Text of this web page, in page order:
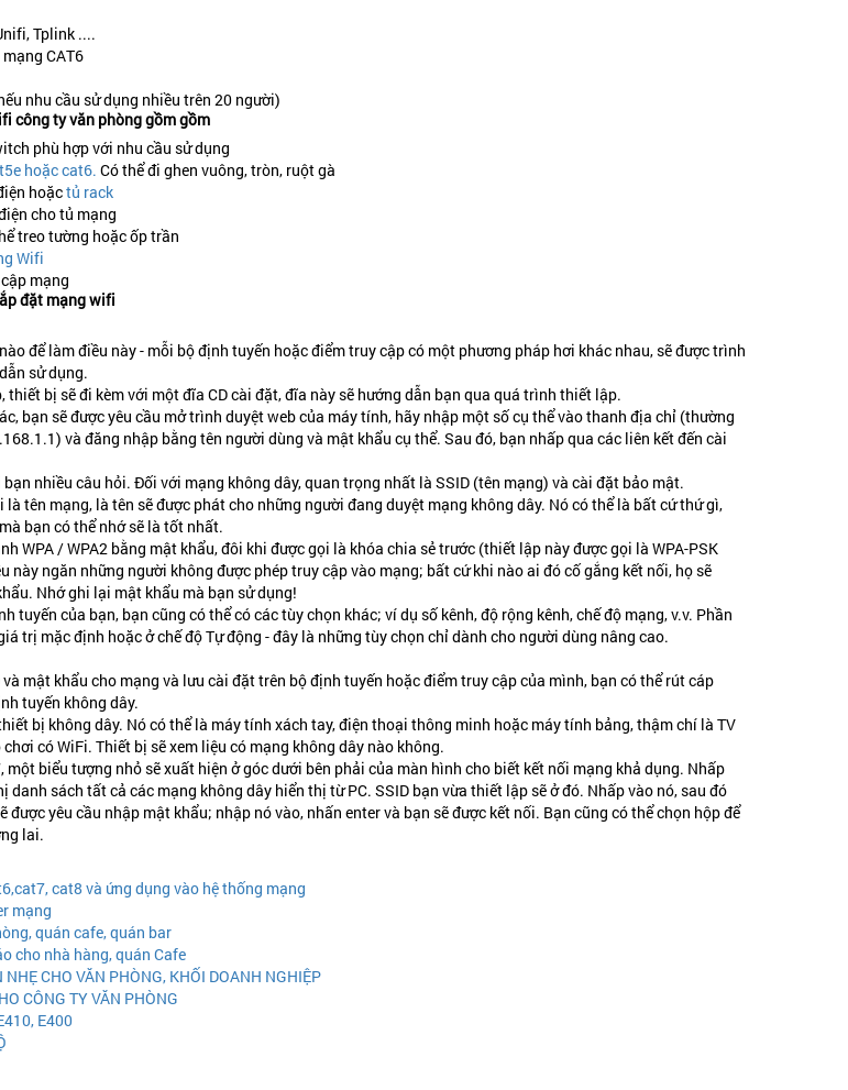
Tplink ....
CAT6
nhu cầu sử dụng nhiều trên 20 người)
công ty văn phòng gồm gồm
phù hợp với nhu cầu sử dụng
hoặc cat6. Có thể đi ghen vuông, tròn, ruột gà
hoặctủ rack
cho tủ mạng
treo tường hoặc ốp trần
Wifi
mạng
đặt mạng wifi
để làm điều này - mỗi bộ định tuyến hoặc điểm truy cập có một phương pháp hơi khác nhau, sẽ được trình
sử dụng.
thiết bị sẽ đi kèm với một đĩa CD cài đặt, đĩa này sẽ hướng dẫn bạn qua quá trình thiết lập.
bạn sẽ được yêu cầu mở trình duyệt web của máy tính, hãy nhập một số cụ thể vào thanh địa chỉ (thường
và đăng nhập bằng tên người dùng và mật khẩu cụ thể. Sau đó, bạn nhấp qua các liên kết đến cài
nhiều câu hỏi. Đối với mạng không dây, quan trọng nhất là SSID (tên mạng) và cài đặt bảo mật.
là tên mạng, là tên sẽ được phát cho những người đang duyệt mạng không dây. Nó có thể là bất cứ thứ gì,
bạn có thể nhớ sẽ là tốt nhất.
WPA / WPA2 bằng mật khẩu, đôi khi được gọi là khóa chia sẻ trước (thiết lập này được gọi là WPA-PSK
này ngăn những người không được phép truy cập vào mạng; bất cứ khi nào ai đó cố gắng kết nối, họ sẽ
Nhớ ghi lại mật khẩu mà bạn sử dụng!
tuyến của bạn, bạn cũng có thể có các tùy chọn khác; ví dụ số kênh, độ rộng kênh, chế độ mạng, v.v. Phần
trị mặc định hoặc ở chế độ Tự động - đây là những tùy chọn chỉ dành cho người dùng nâng cao.
mật khẩu cho mạng và lưu cài đặt trên bộ định tuyến hoặc điểm truy cập của mình, bạn có thể rút cáp
tuyến không dây.
bị không dây. Nó có thể là máy tính xách tay, điện thoại thông minh hoặc máy tính bảng, thậm chí là TV
có WiFi. Thiết bị sẽ xem liệu có mạng không dây nào không.
một biểu tượng nhỏ sẽ xuất hiện ở góc dưới bên phải của màn hình cho biết kết nối mạng khả dụng. Nhấp
danh sách tất cả các mạng không dây hiển thị từ PC. SSID bạn vừa thiết lập sẽ ở đó. Nhấp vào nó, sau đó
được yêu cầu nhập mật khẩu; nhập nó vào, nhấn enter và bạn sẽ được kết nối. Bạn cũng có thể chọn hộp để
lai.
cat8 và ứng dụng vào hệ thống mạng
mạng
quán cafe, quán bar
cho nhà hàng, quán Cafe
CHO VĂN PHÒNG, KHỐI DOANH NGHIỆP
CÔNG TY VĂN PHÒNG
E400